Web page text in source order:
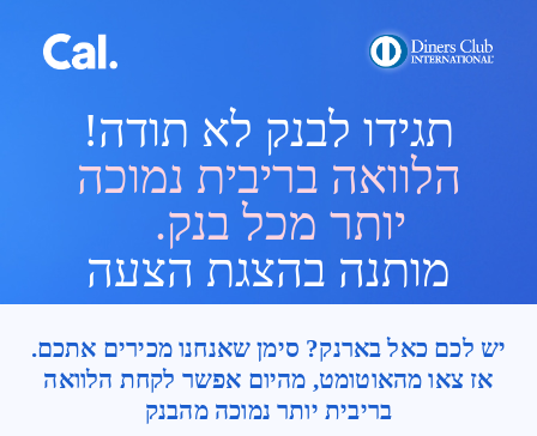
תגידו לבנק לא תודה!
הלוואה בריבית נמוכה
יותר מכל בנק.
מותנה בהצגת הצעה
יש לכם כאל בארנק? סימן שאנחנו מכירים אתכם.
אז צאו מהאוטומט, מהיום אפשר לקחת הלוואה
בריבית יותר נמוכה מהבנק